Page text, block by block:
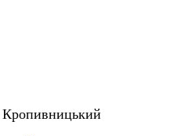
Кропивницький